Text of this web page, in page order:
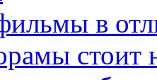
в
стоит